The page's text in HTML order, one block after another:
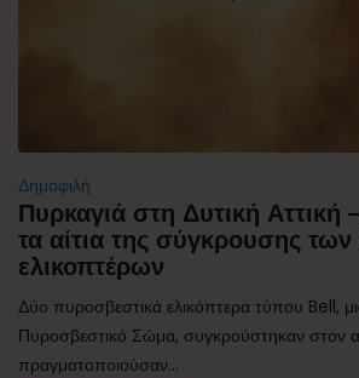
Δημοφιλή
Πυρκαγιά στη Δυτική Αττική
τα αίτια της σύγκρουσης
ελικοπτέρων
Δύο πυροσβεστικά ελικόπτερα τύπου Bell,
Πυροσβεστικό Σώμα, συγκρούστηκαν στον
πραγματοποιούσαν...